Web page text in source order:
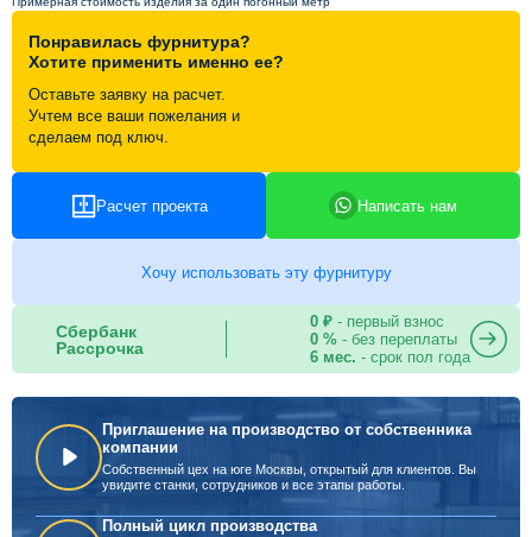
Контакты
Понравилась фурнитура?
Хотите применить именно ее?
Оставьте заявку на расчет.
Учтем все ваши пожелания и
сделаем под ключ.
Расчет проекта Написать нам
Хочу использовать эту фурнитуру
Сбербанк
Рассрочка
0 ₽- первый взнос
0 %- без переплаты
6 мес. - срок пол года
Приглашение на производство от собственника
компании
Собственный цех на юге Москвы, открытый для клиентов. Вы
увидите станки, сотрудников и все этапы работы.
Полный цикл производства